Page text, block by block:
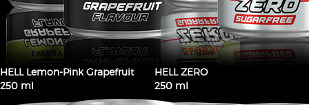
HELL Lemon-Pink Grapefruit
250 ml
HELL ZERO
250 ml